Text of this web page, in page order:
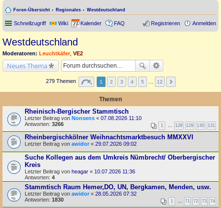
Foren-Übersicht Regionales Westdeutschland
Schnellzugriff Wiki Kalender FAQ Anmelden
Registrieren
Westdeutschland
Moderatoren: Leuchtkäfer VE2
Neues Thema
279 Themen 1 2 3 4 5 12
Themen
Rheinisch-Bergischer Stammtisch
Letzter Beitrag von Nonsens « 07.08.2026 11:10
Antworten: 3266 1 128 129 130 131
Rheinbergischkölner Weihnachtsmarktbesuch MMXXVI
Letzter Beitrag von awidor « 29.07.2026 09:02
Suche Kollegen aus dem Umkreis Nümbrecht/ Oberbergischer
Kreis
Letzter Beitrag von heagar « 10.07.2026 11:36
Antworten: 4
Stammtisch Raum Hemer,DO, UN, Bergkamen, Menden, usw.
Letzter Beitrag von awidor « 28.05.2026 07:32
Antworten: 1830 1 71 72 73 74